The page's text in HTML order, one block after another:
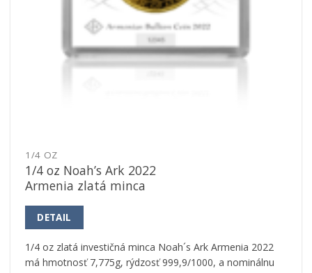
1/4 OZ
1/4 oz Noah’s Ark 2022
Armenia zlatá minca
DETAIL
1/4 oz zlatá investičná minca Noah´s Ark Armenia 2022
má hmotnosť 7,775g, rýdzosť 999,9/1000, a nominálnu